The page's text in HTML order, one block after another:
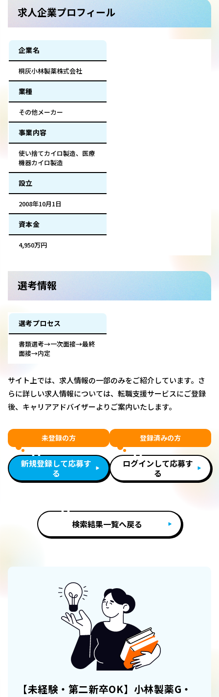
求人企業プロフィール
企業名
桐灰小林製薬株式会社
業種
その他メーカー
事業内容
使い捨てカイロ製造、医療
機器カイロ製造
設立
2008年10月1日
資本金
4,950万円
選考情報
選考プロセス
書類選考→一次面接→最終
面接→内定
サイト上では、求人情報の一部のみをご紹介しています。さ
らに詳しい求人情報については、転職支援サービスにご登録
後、キャリアアドバイザーよりご案内いたします。
未登録の方
新規登録して応募す
る
登録済みの方
ログインして応募す
る
検索結果一覧へ戻る
【未経験・第二新卒OK】小林製薬G・